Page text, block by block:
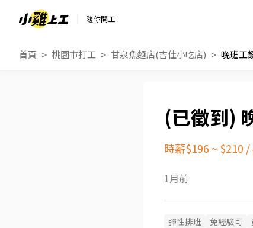
隨你開工
首頁 桃園市打工 甘泉魚麵店(吉佳小吃店) 晚班工
時薪$196 ~ $210 /
1月前
彈性排班 免經驗可